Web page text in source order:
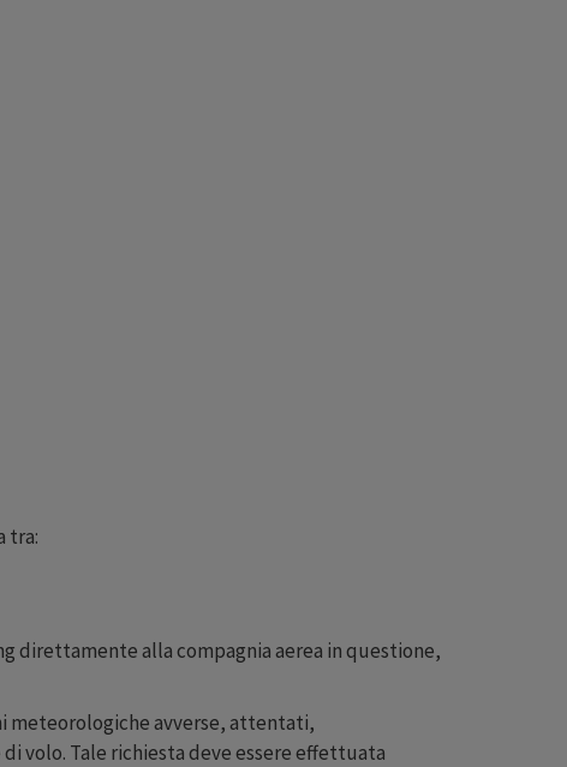
tra:
direttamente alla compagnia aerea in questione,
meteorologiche avverse, attentati,
volo. Tale richiesta deve essere effettuata